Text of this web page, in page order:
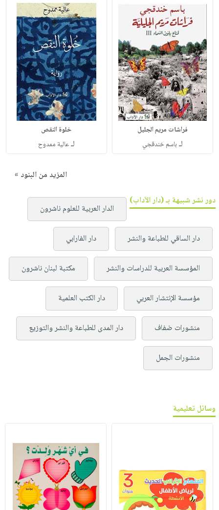
فراشات مريم الجليل
لـ باسم خندقجي
خلوة النقص
لـعالية ممدوح
المزيد من البنود »
دور نشر شبيهة بـ (دار الآداب)
الدار العربية للعلوم ناشرون
دار الساقي للطباعة والنشر دار الفارابي
المؤسسة العربية للدراسات والنشر مكتبة لبنان ناشرون
مؤسسة الإنتشار العربي دار الكتب العلمية
منشورات ضفاف دار المدى للطباعة والنشر والتوزيع
منشورات الجمل
وسائل تعليمية